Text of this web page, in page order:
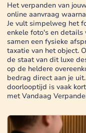
Het verpanden van
online aanvraag
Je vult simpelweg het
enkele foto's en details
samen een fysieke
taxatie van het object.
de staat van dit luxe
op de heldere
bedrag direct aan je
doorlooptijd is vaak
met Vandaag